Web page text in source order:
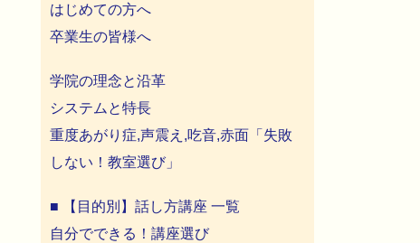
はじめての方へ
卒業生の皆様へ
学院の理念と沿革
システムと特長
重度あがり症,声震え,吃音,赤面「失敗
しない！教室選び」
■ 【目的別】話し方講座 一覧
自分でできる！講座選び